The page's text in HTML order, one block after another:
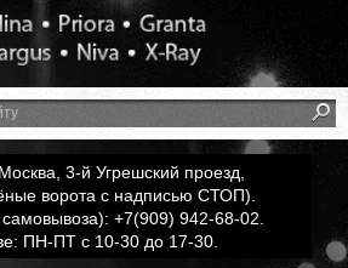
3-й Угрешский проезд,
ворота с надписью СТОП).
+7(909) 942-68-02.
ПН-ПТ с 10-30 до 17-30.